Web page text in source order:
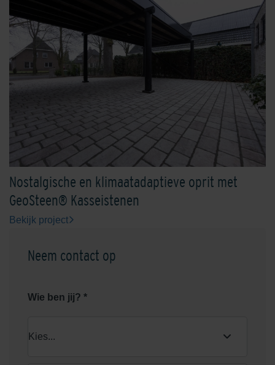
Nostalgische en klimaatadaptieve oprit met
GeoSteen® Kasseistenen
Bekijk project
Neem contact op
Wie ben jij? *